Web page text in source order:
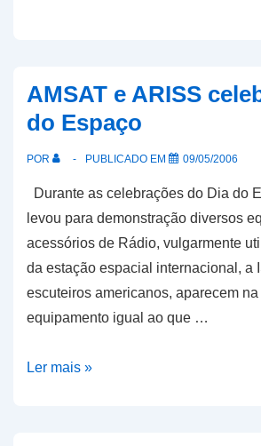
AMSAT e ARISS
do Espaço
POR PUBLICADO EM 09/05/2006
Durante as celebrações do Dia do
levou para demonstração diversos
acessórios de Rádio, vulgarmente
da estação espacial internacional, a
escuteiros americanos, aparecem
equipamento igual ao que …
AMSAT
Ler mais »